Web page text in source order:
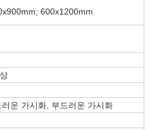
600x1200mm
운 가시화, 부드러운 가시화